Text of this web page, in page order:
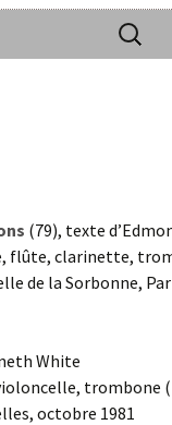
(79), texte
flûte, clarinette,
de la Sorbonne,
White
trombone
octobre 1981